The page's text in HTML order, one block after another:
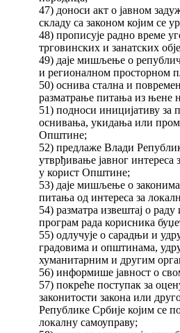
47) доноси акт о јавном
складу са законом којим се
48) прописује радно време
трговинских и занатских
49) даје мишљење о
и регионалном просторном
50) оснива стална и
разматрање питања из њене
51) подноси иницијативу за
оснивања, укидања или
Општине;
52) предлаже Влади
утврђивање јавног интереса
у корист Општине;
53) даје мишљење о законима
питања од интереса за
54) разматра извештај о раду
програм рада корисника
55) одлучује о сарадњи и
градовима и општинама,
хуманитарним и другим
56) информише јавност о
57) покреће поступак за
законитости закона или
Републике Србије којим се
локалну самоуправу;